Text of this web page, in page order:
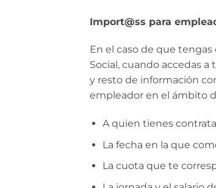
Import@ss para
En el caso de que
Social, cuando accedas a
y resto de información
empleador en el ámbito
A quien tienes
La fecha en la que
La cuota que te